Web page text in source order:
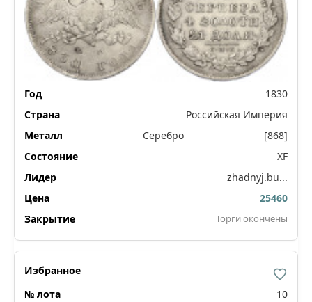
1830
Российская Империя
Серебро
[868]
XF
zhadnyj.bu...
25460
Торги окончены
10